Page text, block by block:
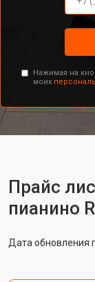
Нажимая на
моих
Прайс
пианино
Дата обновления